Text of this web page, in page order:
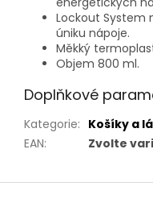
Lockout System
úniku nápoje.
Měkký
Objem 800 ml.
Doplňkové
Kategorie: Košíky a
EAN: Zvolte
Z